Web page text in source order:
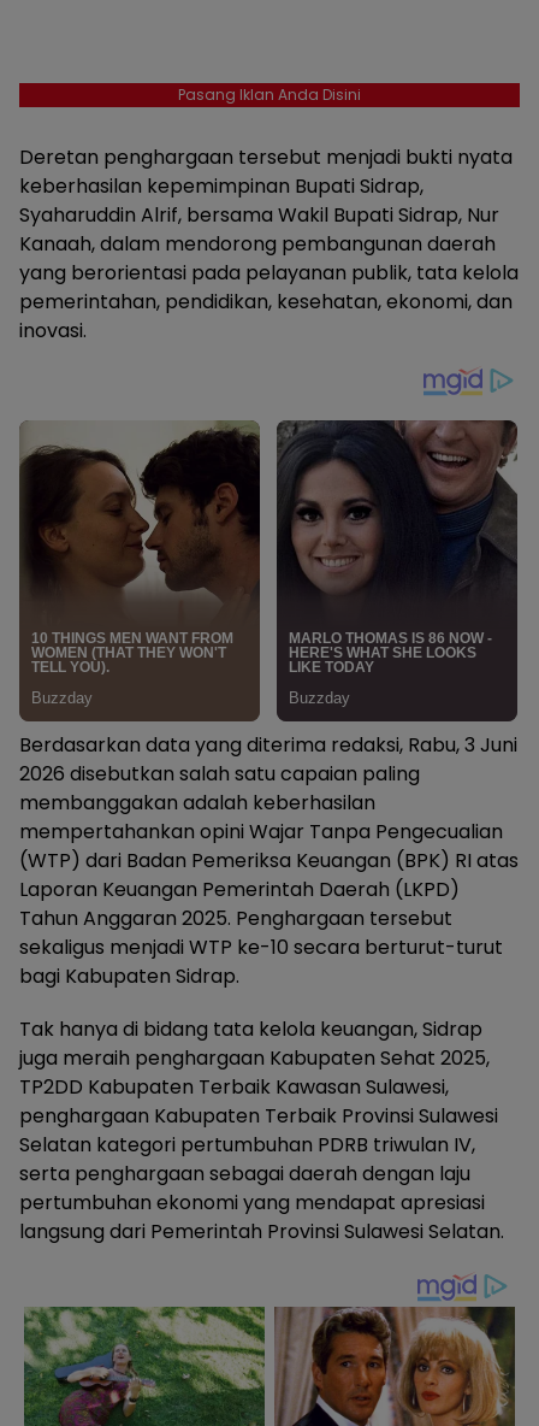
Pasang Iklan Anda Disini
Deretan penghargaan tersebut menjadi bukti nyata
keberhasilan kepemimpinan Bupati Sidrap,
Syaharuddin Alrif, bersama Wakil Bupati Sidrap, Nur
Kanaah, dalam mendorong pembangunan daerah
yang berorientasi pada pelayanan publik, tata kelola
pemerintahan, pendidikan, kesehatan, ekonomi, dan
inovasi.
Berdasarkan data yang diterima redaksi, Rabu, 3 Juni
2026 disebutkan salah satu capaian paling
membanggakan adalah keberhasilan
mempertahankan opini Wajar Tanpa Pengecualian
(WTP) dari Badan Pemeriksa Keuangan (BPK) RI atas
Laporan Keuangan Pemerintah Daerah (LKPD)
Tahun Anggaran 2025. Penghargaan tersebut
sekaligus menjadi WTP ke-10 secara berturut-turut
bagi Kabupaten Sidrap.
Tak hanya di bidang tata kelola keuangan, Sidrap
juga meraih penghargaan Kabupaten Sehat 2025,
TP2DD Kabupaten Terbaik Kawasan Sulawesi,
penghargaan Kabupaten Terbaik Provinsi Sulawesi
Selatan kategori pertumbuhan PDRB triwulan IV,
serta penghargaan sebagai daerah dengan laju
pertumbuhan ekonomi yang mendapat apresiasi
langsung dari Pemerintah Provinsi Sulawesi Selatan.